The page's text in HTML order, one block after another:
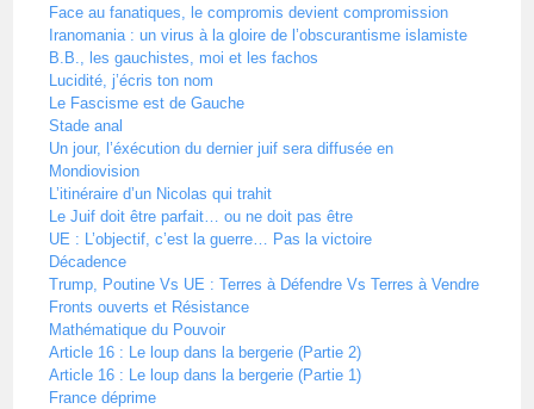
Face au fanatiques, le compromis devient compromission
Iranomania : un virus à la gloire de l’obscurantisme islamiste
B.B., les gauchistes, moi et les fachos
Lucidité, j’écris ton nom
Le Fascisme est de Gauche
Stade anal
Un jour, l’éxécution du dernier juif sera diffusée en
Mondiovision
L’itinéraire d’un Nicolas qui trahit
Le Juif doit être parfait… ou ne doit pas être
UE : L’objectif, c’est la guerre… Pas la victoire
Décadence
Trump, Poutine Vs UE : Terres à Défendre Vs Terres à Vendre
Fronts ouverts et Résistance
Mathématique du Pouvoir
Article 16 : Le loup dans la bergerie (Partie 2)
Article 16 : Le loup dans la bergerie (Partie 1)
France déprime